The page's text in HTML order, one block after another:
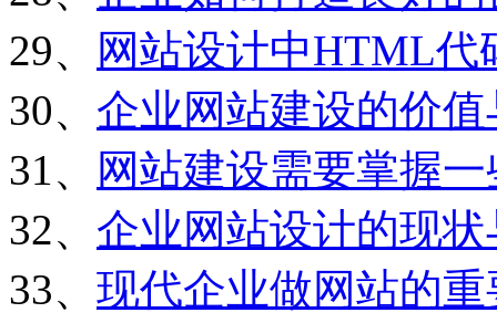
29、
网站设计中HTML代
30、 企业网站建设的价
31、
网站建设需要掌握
32、 企业网站设计的现
33、 现代企业做网站的重